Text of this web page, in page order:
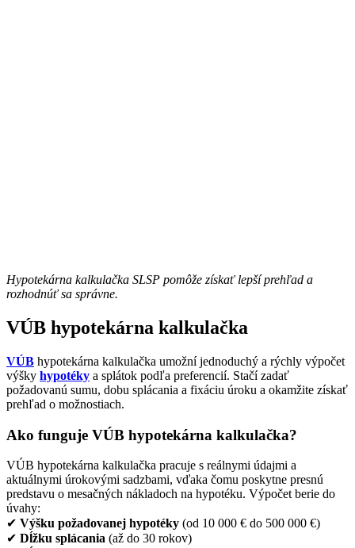
Hypotekárna kalkulačka SLSP pomôže získať lepší prehľad a
rozhodnúť sa správne.
VÚB hypotekárna kalkulačka
VÚB hypotekárna kalkulačka umožní jednoduchý a rýchly výpočet
výšky hypotéky a splátok podľa preferencií. Stačí zadať
požadovanú sumu, dobu splácania a fixáciu úroku a okamžite získať
prehľad o možnostiach.
Ako funguje VÚB hypotekárna kalkulačka?
VÚB hypotekárna kalkulačka pracuje s reálnymi údajmi a
aktuálnymi úrokovými sadzbami, vďaka čomu poskytne presnú
predstavu o mesačných nákladoch na hypotéku. Výpočet berie do
úvahy:
✔ Výšku požadovanej hypotéky (od 10 000 € do 500 000 €)
✔ Dĺžku splácania (až do 30 rokov)